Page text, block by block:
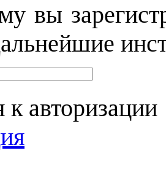
вы
к авторизации